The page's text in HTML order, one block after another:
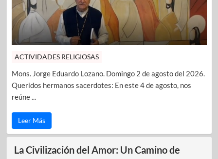
ACTIVIDADES RELIGIOSAS
Mons. Jorge Eduardo Lozano. Domingo 2 de agosto del 2026.
Queridos hermanos sacerdotes: En este 4 de agosto, nos
reúne ...
Leer Más
La Civilización del Amor: Un Camino de